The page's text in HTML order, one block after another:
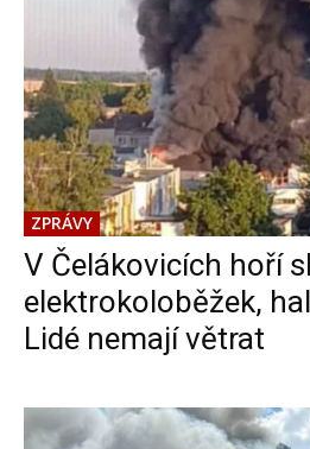
ZPRÁVY
V Čelákovicích hoří
elektrokoloběžek,
Lidé nemají větrat